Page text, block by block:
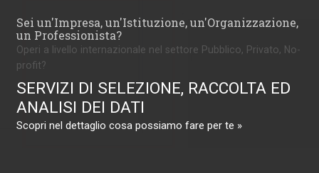
Sei un'Impresa, un'Istituzione, un'Organizzazione,
un Professionista?
Operi a livello internazionale nel settore Pubblico, Privato, No-
profit?
SERVIZI DI SELEZIONE, RACCOLTA ED
ANALISI DEI DATI
Scopri nel dettaglio cosa possiamo fare per te »